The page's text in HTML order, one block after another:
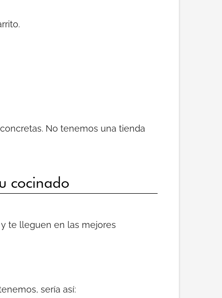
No tenemos una tienda
cocinado
te lleguen en las mejores
sería así: